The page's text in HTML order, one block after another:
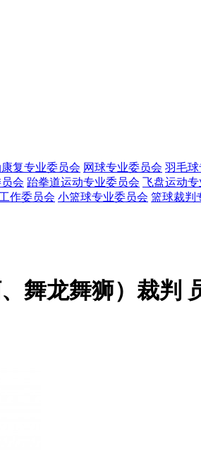
复专业委员会 网球专业委员会 羽毛球
会 跆拳道运动专业委员会 飞盘运动
作委员会 小篮球专业委员会 篮球裁判
舞龙舞狮）裁判